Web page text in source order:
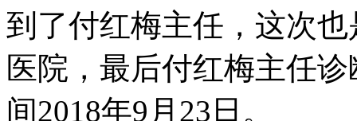
到了付红梅主任，这次
医院，最后付红梅主任
间2018年9月23日。